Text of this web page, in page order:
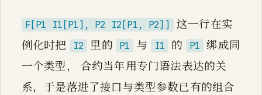
F[P1 I1[P1], P2 I2[P1, P2]] 这一行在实
例化时把
I2 里的 P1 与 I1 的 P1 绑成同
一个类型， 合约当年用专门语法表达的关
系，于是落进了接口与类型参数已有的组合